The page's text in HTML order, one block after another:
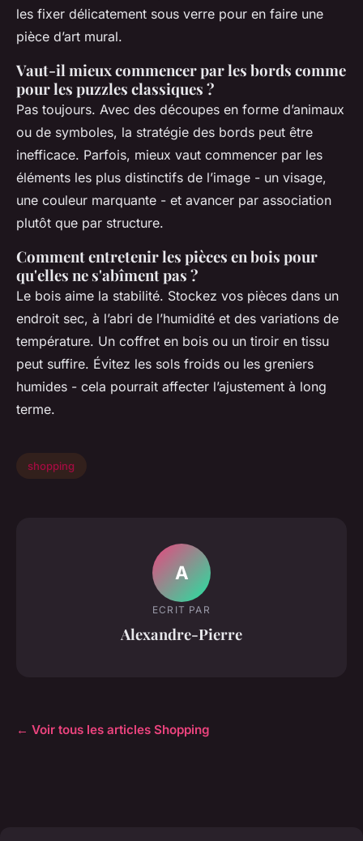
les fixer délicatement sous verre pour en faire une
pièce d’art mural.
Vaut-il mieux commencer par les bords comme
pour les puzzles classiques ?
Pas toujours. Avec des découpes en forme d’animaux
ou de symboles, la stratégie des bords peut être
inefficace. Parfois, mieux vaut commencer par les
éléments les plus distinctifs de l’image - un visage,
une couleur marquante - et avancer par association
plutôt que par structure.
Comment entretenir les pièces en bois pour
qu'elles ne s'abîment pas ?
Le bois aime la stabilité. Stockez vos pièces dans un
endroit sec, à l’abri de l’humidité et des variations de
température. Un coffret en bois ou un tiroir en tissu
peut suffire. Évitez les sols froids ou les greniers
humides - cela pourrait affecter l’ajustement à long
terme.
shopping
A
ECRIT PAR
Alexandre-Pierre
← Voir tous les articles Shopping